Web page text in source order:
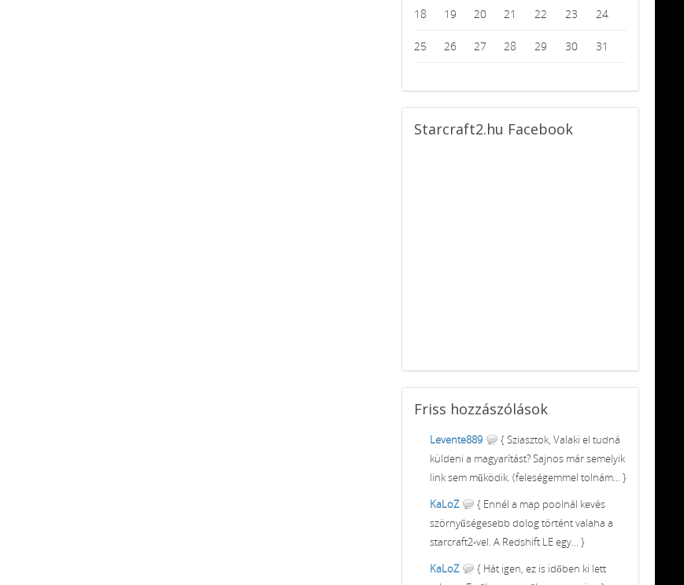
18 19 20 21 22 23 24
25 26 27 28 29 30 31
Starcraft2.hu Facebook
Friss hozzászólások
Levente889
{ Sziasztok, Valaki el tudná
küldeni a magyarítást? Sajnos már semelyik
link sem működik. (feleségemmel tolnám... }
KaLoZ
{ Ennél a map poolnál kevés
szörnyűségesebb dolog történt valaha a
starcraft2-vel. A Redshift LE egy... }
KaLoZ
{ Hát igen, ez is időben ki lett